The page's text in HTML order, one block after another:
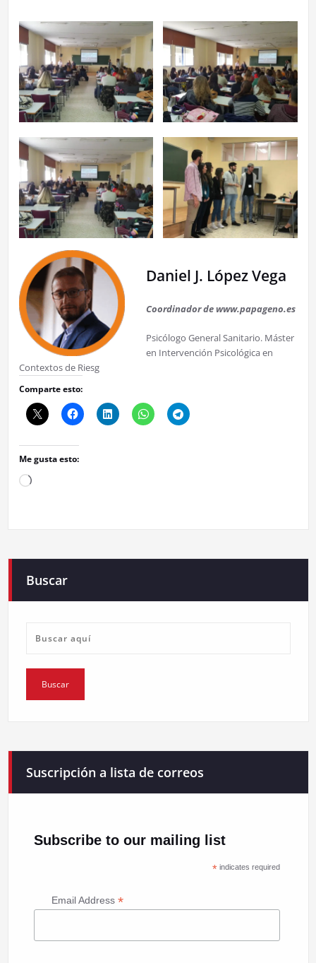
Daniel J. López Vega
Coordinador de www.papageno.es
Psicólogo General Sanitario. Máster
en Intervención Psicológica en
Contextos de Riesg
Comparte esto:
Me gusta esto:
Cargando...
Buscar
Suscripción a lista de correos
Subscribe to our mailing list
*indicates required
Email Address *